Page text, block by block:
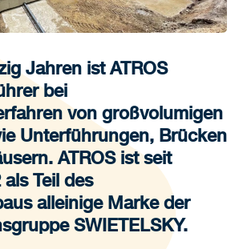
Jahren ist ATROS
bei
von großvolumigen
Unterführungen, Brücken
ATROS ist seit
Teil des
alleinige Marke der
SWIETELSKY.